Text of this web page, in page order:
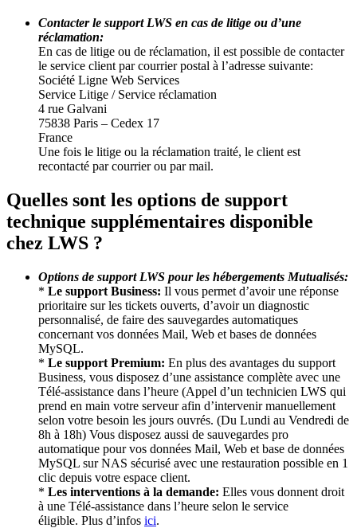
Contacter le support LWS en cas de litige ou d’une
réclamation:
En cas de litige ou de réclamation, il est possible de contacter
le service client par courrier postal à l’adresse suivante:
Société Ligne Web Services
Service Litige / Service réclamation
4 rue Galvani
75838 Paris – Cedex 17
France
Une fois le litige ou la réclamation traité, le client est
recontacté par courrier ou par mail.
Quelles sont les options de support
technique supplémentaires disponible
chez LWS ?
Options de support LWS pour les hébergements Mutualisés:
* Le support Business: Il vous permet d’avoir une réponse
prioritaire sur les tickets ouverts, d’avoir un diagnostic
personnalisé, de faire des sauvegardes automatiques
concernant vos données Mail, Web et bases de données
MySQL.
* Le support Premium: En plus des avantages du support
Business, vous disposez d’une assistance complète avec une
Télé-assistance dans l’heure (Appel d’un technicien LWS qui
prend en main votre serveur afin d’intervenir manuellement
selon votre besoin les jours ouvrés. (Du Lundi au Vendredi de
8h à 18h) Vous disposez aussi de sauvegardes pro
automatique pour vos données Mail, Web et base de données
MySQL sur NAS sécurisé avec une restauration possible en 1
clic depuis votre espace client.
* Les interventions à la demande: Elles vous donnent droit
à une Télé-assistance dans l’heure selon le service
éligible. Plus d’infos ici.